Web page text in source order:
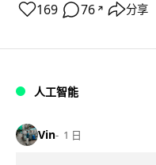
169 76 ↗ 分享
人工智能
Vin 1 日